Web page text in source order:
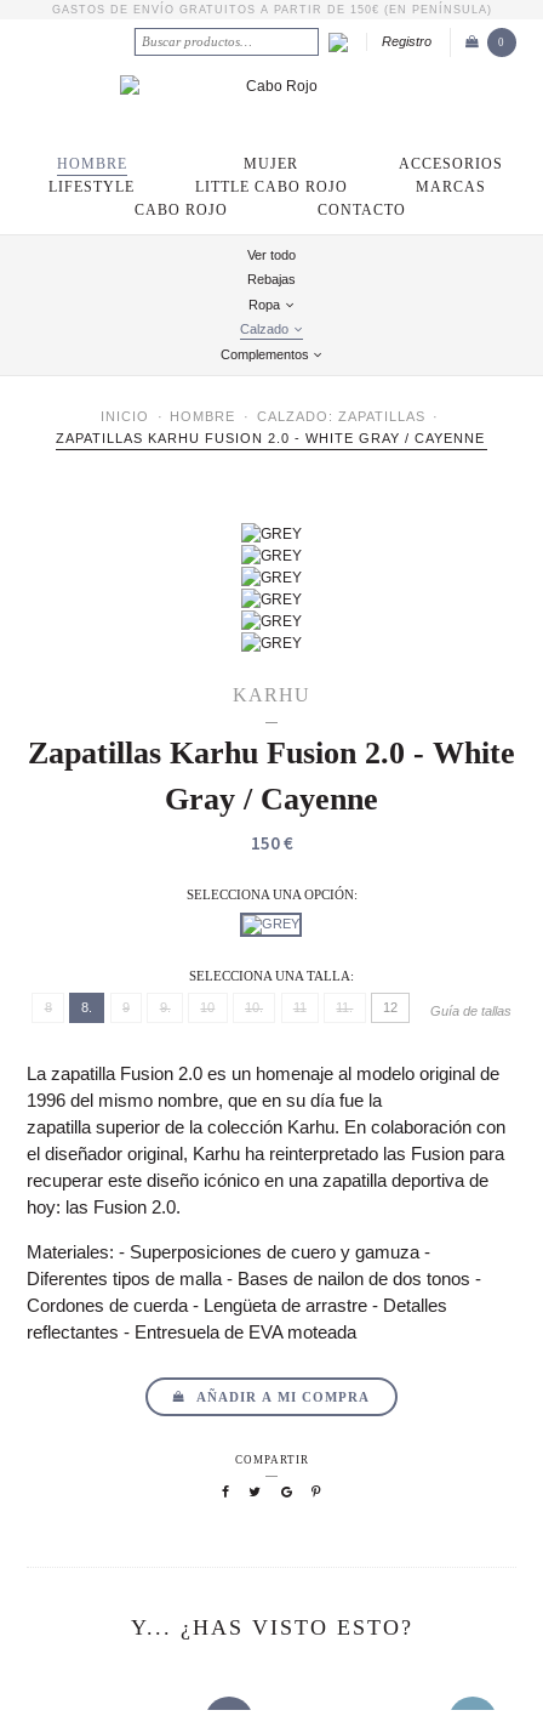
GASTOS DE ENVÍO GRATUITOS A PARTIR DE 150€ (EN PENÍNSULA)
Registro 0
HOMBRE MUJER
ACCESORIOS
LIFESTYLE
LITTLE CABO ROJO
MARCAS
CABO ROJO
CONTACTO
Ver todo
Rebajas
Ropa
Calzado
Complementos
INICIO HOMBRE
CALZADO: ZAPATILLAS
ZAPATILLAS KARHU FUSION 2.0 - WHITE GRAY / CAYENNE
KARHU
Zapatillas Karhu Fusion 2.0 - White
Gray / Cayenne
150 €
SELECCIONA UNA OPCIÓN:
SELECCIONA UNA TALLA:
8 8. 9 9. 10 10. 11 11. 12 Guía de tallas
La zapatilla Fusion 2.0 es un homenaje al modelo original de
1996 del mismo nombre, que en su día fue la
zapatilla superior de la colección Karhu. En colaboración con
el diseñador original, Karhu ha reinterpretado las Fusion para
recuperar este diseño icónico en una zapatilla deportiva de
hoy: las Fusion 2.0.
Materiales: - Superposiciones de cuero y gamuza -
Diferentes tipos de malla - Bases de nailon de dos tonos -
Cordones de cuerda - Lengüeta de arrastre - Detalles
reflectantes - Entresuela de EVA moteada
AÑADIR A MI COMPRA
COMPARTIR
Y... ¿HAS VISTO ESTO?